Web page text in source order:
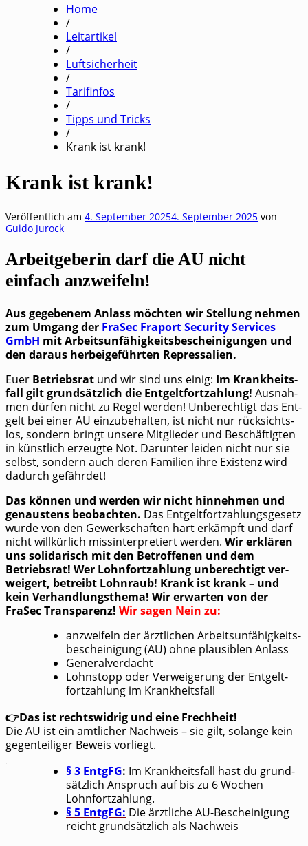
Home
/
Leitartikel
/
Luftsicherheit
/
Tarifinfos
/
Tipps und Tricks
/
Krank ist krank!
Krank ist krank!
Veröffentlich am 4. September 20254. September 2025 von
Guido Jurock
Arbeitgeberin darf die AU nicht
einfach anzweifeln!
Aus gege­be­nem Anlass möch­ten wir Stel­lung neh­men
zum Umgang der FraSec Fra­port Secu­ri­ty Ser­vices
GmbH mit Arbeits­un­fä­hig­keits­be­schei­ni­gun­gen und
den dar­aus her­bei­ge­führ­ten Repressalien.
Euer Betriebs­rat und wir sind uns einig: Im Krank­heits­
fall gilt grund­sätz­lich die Ent­gelt­fort­zah­lung! Aus­nah­
men dür­fen nicht zu Regel wer­den! Unbe­rech­tigt das Ent­
gelt bei einer AU ein­zu­be­hal­ten, ist nicht nur rück­sichts­
los, son­dern bringt unse­re Mit­glie­der und Beschäf­tig­ten
in künst­lich erzeug­te Not. Dar­un­ter lei­den nicht nur sie
selbst, son­dern auch deren Fami­li­en ihre Exis­tenz wird
dadurch gefährdet!
Das kön­nen und wer­den wir nicht hin­neh­men und
genaus­tens beob­ach­ten. Das Ent­gelt­fort­zah­lungs­ge­setz
wur­de von den Gewerk­schaf­ten hart erkämpft und darf
nicht will­kür­lich miss­in­ter­pre­tiert wer­den. Wir erklä­ren
uns soli­da­risch mit den Betrof­fe­nen und dem
Betriebs­rat! Wer Lohn­fort­zah­lung unbe­rech­tigt ver­
wei­gert, betreibt Lohn­raub! Krank ist krank – und
kein Ver­hand­lungs­the­ma! Wir erwar­ten von der
FraSec Trans­pa­renz! Wir sagen Nein zu:
anzwei­feln der ärzt­li­chen Arbeits­un­fä­hig­keits­
be­schei­ni­gung (AU) ohne plau­si­blen Anlass
Gene­ral­ver­dacht
Lohn­stopp oder Ver­wei­ge­rung der Ent­gelt­
fort­zah­lung im Krankheitsfall
👉Das ist rechts­wid­rig und eine Frechheit!
Die AU ist ein amt­li­cher Nach­weis – sie gilt, solan­ge kein
gegen­tei­li­ger Beweis vorliegt.
§ 3 EntgFG: Im Krank­heits­fall hast du grund­
sätz­lich Anspruch auf bis zu 6 Wochen
Lohnfortzahlung.
§ 5 EntgFG: Die ärzt­li­che AU-Beschei­ni­gung
reicht grund­sätz­lich als Nachweis